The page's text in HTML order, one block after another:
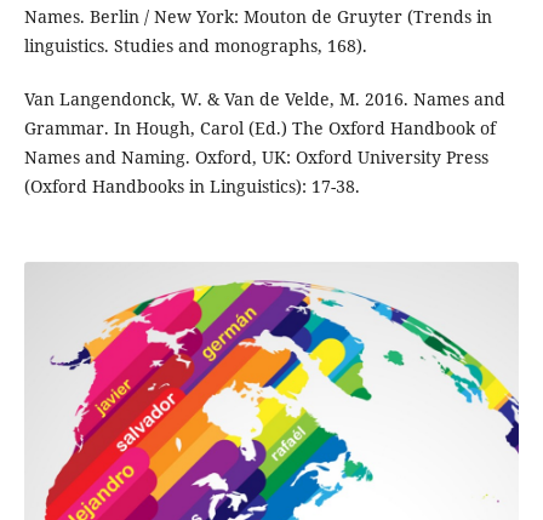
Names. Berlin / New York: Mouton de Gruyter (Trends in
linguistics. Studies and monographs, 168).
Van Langendonck, W. & Van de Velde, M. 2016. Names and
Grammar. In Hough, Carol (Ed.) The Oxford Handbook of
Names and Naming. Oxford, UK: Oxford University Press
(Oxford Handbooks in Linguistics): 17-38.